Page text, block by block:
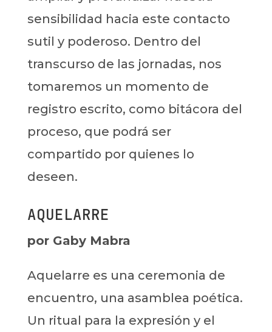
sensibilidad hacia este contacto
sutil y poderoso. Dentro del
transcurso de las jornadas, nos
tomaremos un momento de
registro escrito, como bitácora del
proceso, que podrá ser
compartido por quienes lo
deseen.
AQUELARRE
por Gaby Mabra
Aquelarre es una ceremonia de
encuentro, una asamblea poética.
Un ritual para la expresión y el